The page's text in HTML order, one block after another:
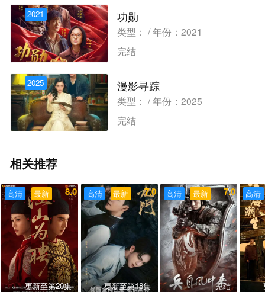
2021 功勋
类型： / 年份：2021
完结
2025 漫影寻踪
类型： / 年份：2025
完结
相关推荐
最新
高清 8.0
更新至第20集
最新
高清 7.0
更新至第18集
最新
高清 7.0
完结
高清